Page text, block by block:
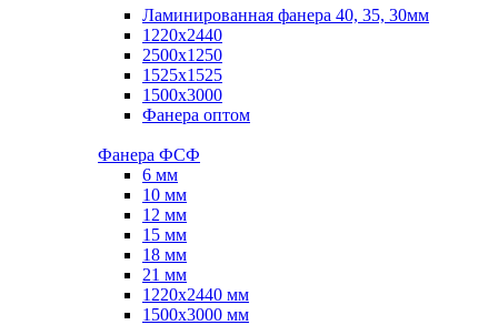
Ламинированная фанера 40, 35, 30мм
1220x2440
2500x1250
1525x1525
1500x3000
Фанера оптом
Фанера ФСФ
6 мм
10 мм
12 мм
15 мм
18 мм
21 мм
1220х2440 мм
1500х3000 мм